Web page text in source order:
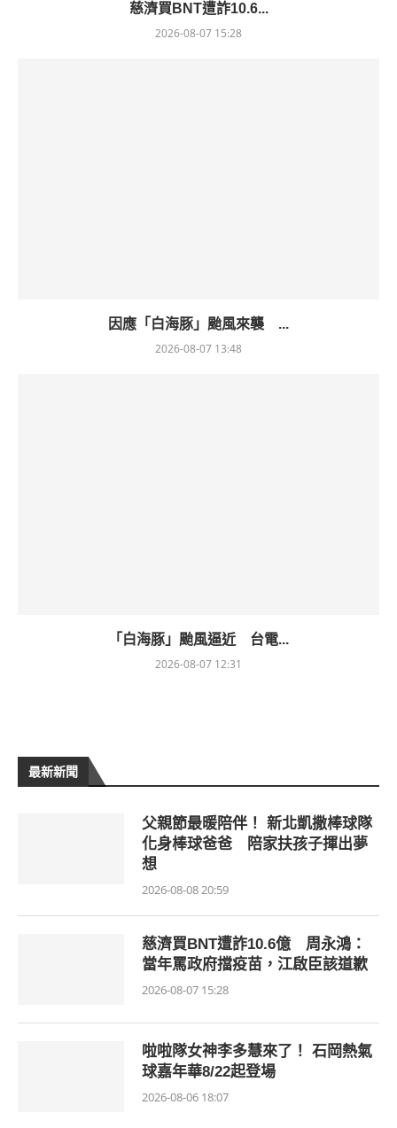
慈濟買BNT遭詐10.6...
2026-08-07 15:28
因應「白海豚」颱風來襲 ...
2026-08-07 13:48
「白海豚」颱風逼近 台電...
2026-08-07 12:31
最新新聞
父親節最暖陪伴！ 新北凱撒棒球隊
化身棒球爸爸 陪家扶孩子揮出夢
想
2026-08-08 20:59
慈濟買BNT遭詐10.6億 周永鴻：
當年罵政府擋疫苗，江啟臣該道歉
2026-08-07 15:28
啦啦隊女神李多慧來了！ 石岡熱氣
球嘉年華8/22起登場
2026-08-06 18:07